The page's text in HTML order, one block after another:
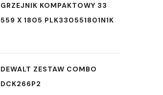
GRZEJNIK KOMPAKTOWY 33
559 X 1805 PLK330551801N1K
DEWALT ZESTAW COMBO
DCK266P2